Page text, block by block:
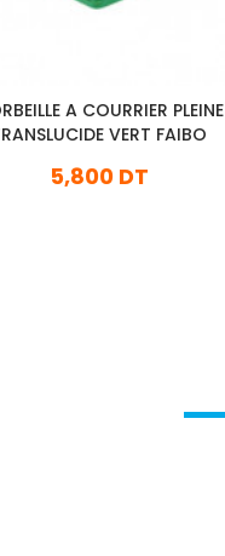
A COURRIER PLEINE
VERT FAIBO
5,800 DT